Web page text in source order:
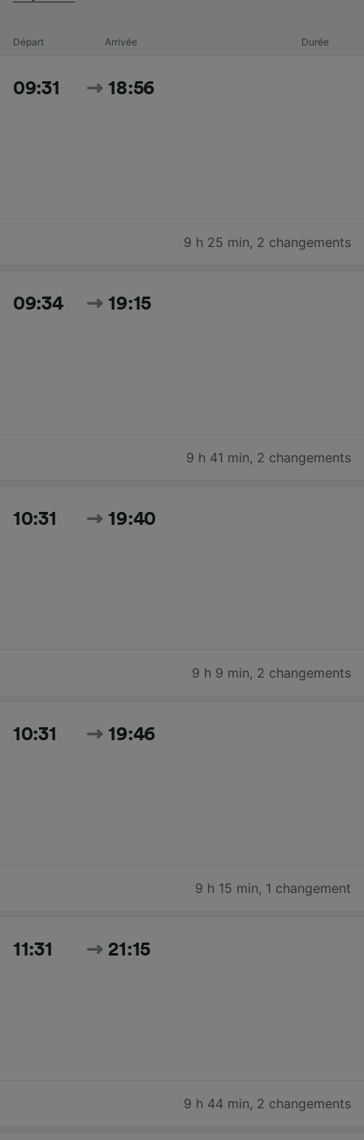
Départ Arrivée Durée
09:31 18:56
9 h 25 min, 2 changements
09:34 19:15
9 h 41 min, 2 changements
10:31 19:40
9 h 9 min, 2 changements
10:31 19:46
9 h 15 min, 1 changement
11:31 21:15
9 h 44 min, 2 changements